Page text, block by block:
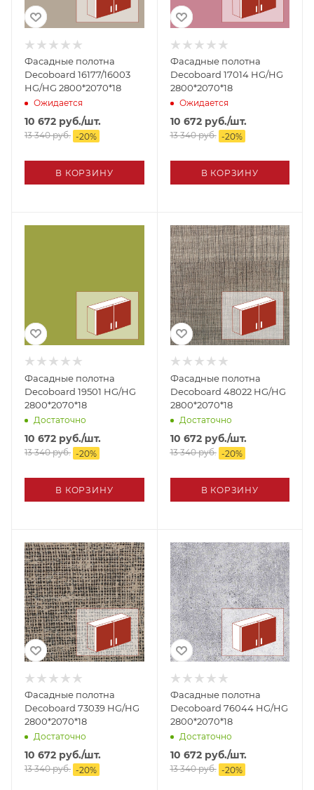
Фасадные полотна
Decoboard 16177/16003
HG/HG 2800*2070*18
Ожидается
10 672 руб./шт.
13 340руб. -20%
В КОРЗИНУ
Фасадные полотна
Decoboard 17014 HG/HG
2800*2070*18
Ожидается
10 672руб./шт.
13 340руб. -20%
В КОРЗИНУ
Фасадные полотна
Decoboard 19501 HG/HG
2800*2070*18
Достаточно
10 672 руб./шт.
13 340руб. -20%
В КОРЗИНУ
Фасадные полотна
Decoboard 48022 HG/HG
2800*2070*18
Достаточно
10 672руб./шт.
13 340руб. -20%
В КОРЗИНУ
Фасадные полотна
Decoboard 73039 HG/HG
2800*2070*18
Достаточно
10 672 руб./шт.
13 340руб. -20%
Фасадные полотна
Decoboard 76044 HG/HG
2800*2070*18
Достаточно
10 672руб./шт.
13 340руб. -20%